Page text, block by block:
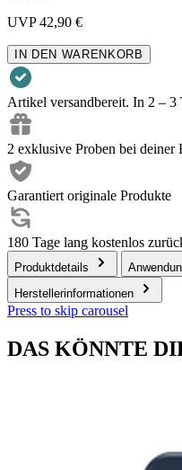
UVP42,90 €
IN DEN WARENKORB
Artikel versandbereit. In 2 – 3
2 exklusive Proben bei deiner
Garantiert originale Produkte
180 Tage lang kostenlos
Produktdetails
Herstellerinformationen
Press to skip carousel
DAS KÖNNTE